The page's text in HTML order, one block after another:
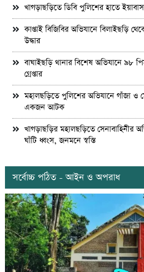
খাগড়াছড়িতে ডিবি পুলিশের হাতে
কাপ্তাই বিজিবির অভিযানে বিলাইছড়ি
উদ্ধার
বাঘাইছড়ি থানার বিশেষ অভিযানে ৯৮
গ্রেপ্তার
মহালছড়িতে পুলিশের অভিযানে গাঁজা ও
একজন আটক
খাগড়াছড়ির মহালছড়িতে সেনাবাহিনীর
ঘাঁটি ধ্বংস, জনমনে স্বস্তি
সর্বোচ্চ পঠিত - আইন ও অপরাধ